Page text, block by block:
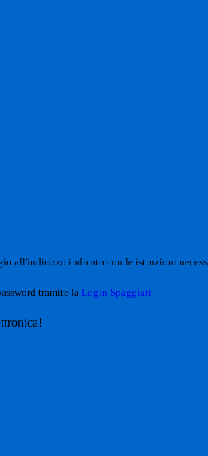
all'indirizzo indicato con le istruzioni
tramite la Login Spaggiari